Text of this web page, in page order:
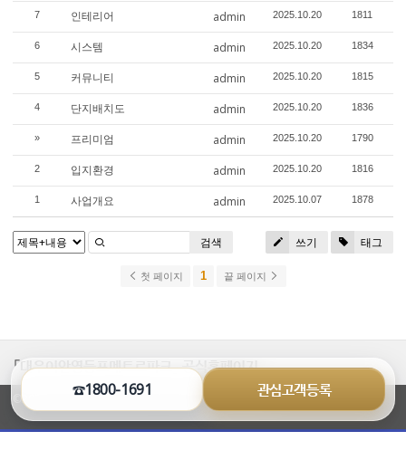
7 인테리어 admin 2025.10.20 1811
6 시스템 admin 2025.10.20 1834
5 커뮤니티 admin 2025.10.20 1815
4 단지배치도 admin 2025.10.20 1836
» 프리미엄 admin 2025.10.20 1790
2 입지환경 admin 2025.10.20 1816
1 사업개요 admin 2025.10.07 1878
쓰기 태그
검색
첫 페이지 1 끝 페이지
「대우이안영등포메트로파크」 공식홈페이지
©2026 www.dn-thesharp.co.kr All Rights Reserved.
☎1800-1691 관심고객등록